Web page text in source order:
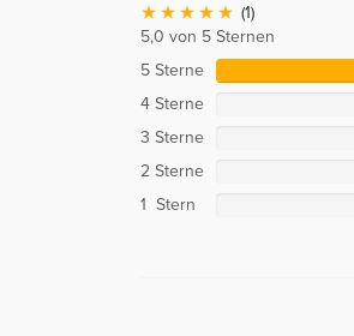
(1)
5,0 von 5 Sternen
5 Sterne
4 Sterne
3 Sterne
2 Sterne
1 Stern